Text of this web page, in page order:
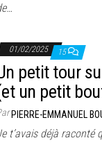
01/02/2025 15
petit tour
un petit
PIERRE-EMMANUEL
t’avais déjà raconté